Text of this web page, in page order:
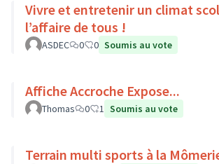
Vivre et entretenir un climat
l’affaire de tous !
ASDEC 0 0 Soumis au vote
Affiche Accroche Expose...
Thomas 0 1 Soumis au vote
Terrain multi sports à la